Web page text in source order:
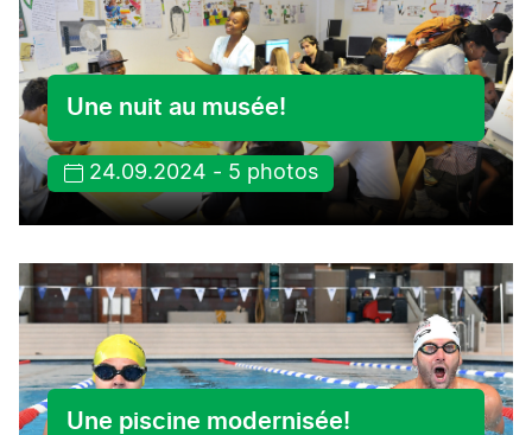
Une nuit au musée!
24.09.2024 - 5 photos
Une piscine modernisée!